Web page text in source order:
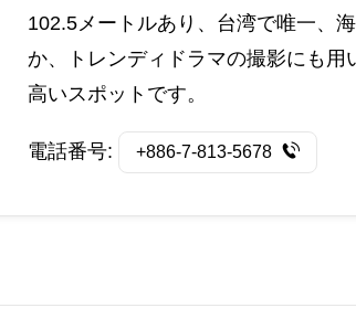
102.5メートルあり、台湾で唯一、
か、トレンディドラマの撮影にも
高いスポットです。
電話番号: +886-7-813-5678